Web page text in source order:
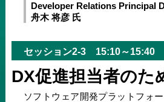
Developer Relations Principal
舟木 将彦 氏
セッション2-3 15:10～15:40
DX促進担当者のた
ソフトウェア開発プラットフォ